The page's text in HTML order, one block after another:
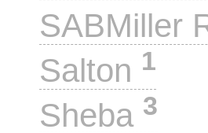
SABMiller
Salton 1
Sheba 3